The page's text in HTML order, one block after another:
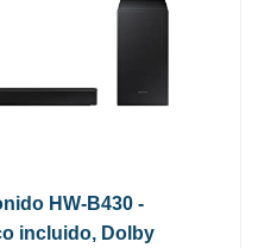
HW-B430 -
incluido, Dolby